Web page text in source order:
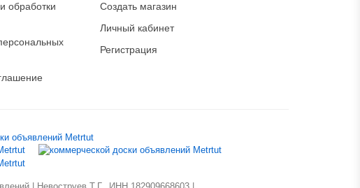
обработки
Создать магазин
Личный кабинет
Регистрация